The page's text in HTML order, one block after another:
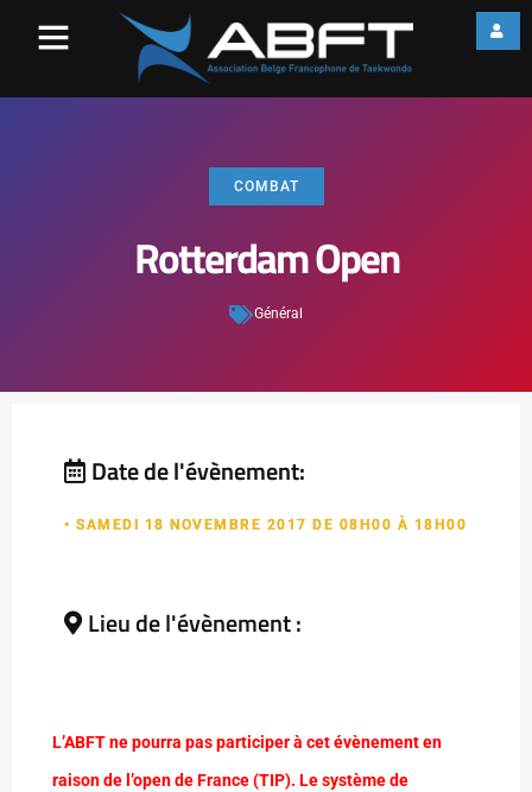
COMBAT
Rotterdam Open
Général
Date de l'évènement:
• SAMEDI 18 NOVEMBRE 2017 DE 08H00 À 18H00
Lieu de l'évènement :
L’ABFT ne pourra pas participer à cet évènement en
raison de l’open de France (TIP). Le système de